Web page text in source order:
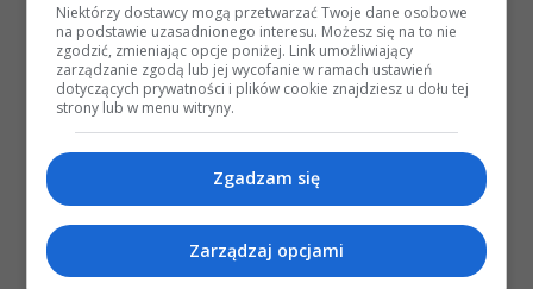
Niektórzy dostawcy mogą przetwarzać Twoje dane osobowe
na podstawie uzasadnionego interesu. Możesz się na to nie
zgodzić, zmieniając opcje poniżej. Link umożliwiający
zarządzanie zgodą lub jej wycofanie w ramach ustawień
dotyczących prywatności i plików cookie znajdziesz u dołu tej
strony lub w menu witryny.
Zgadzam się
Zarządzaj opcjami